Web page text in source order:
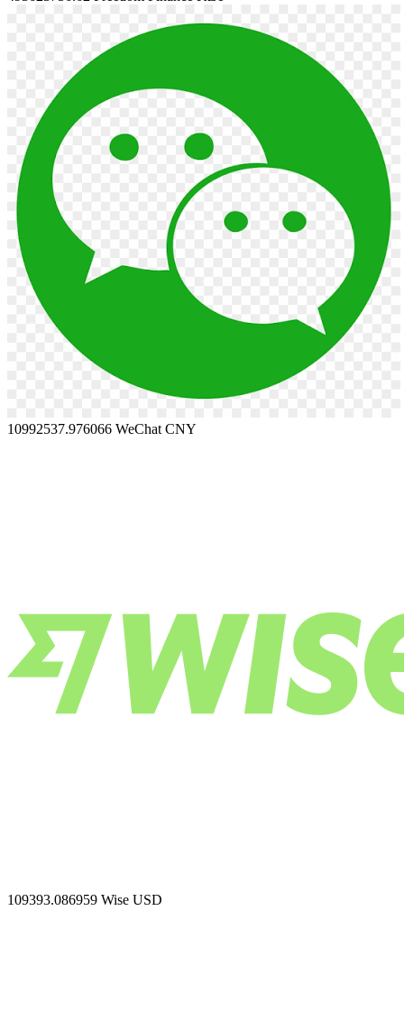
10992537.976066 WeChat CNY
109393.086959 Wise USD